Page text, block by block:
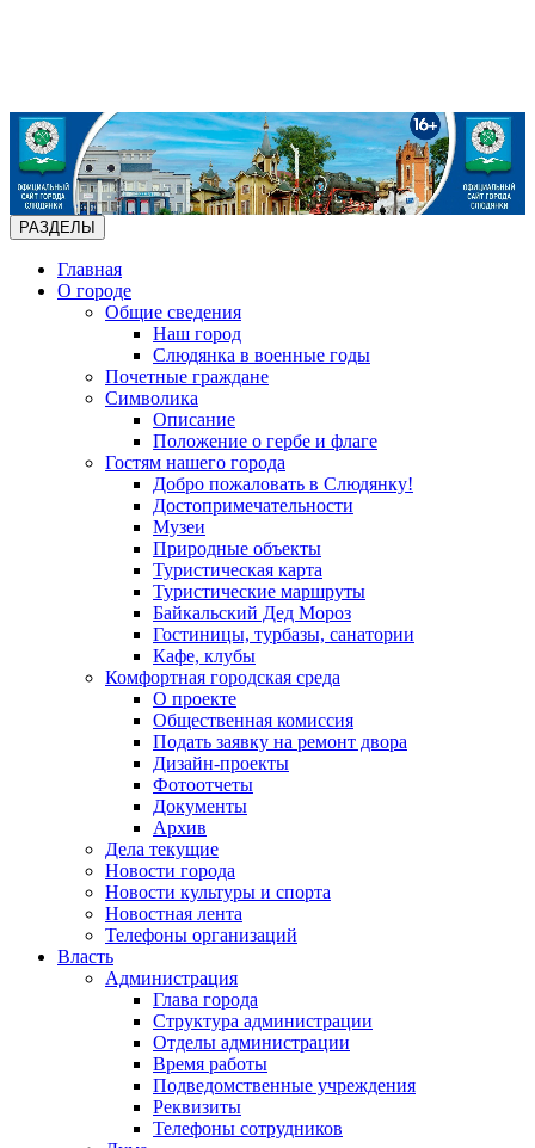
РАЗДЕЛЫ
Главная
О городе
Общие сведения
Наш город
Слюдянка в военные годы
Почетные граждане
Символика
Описание
Положение о гербе и флаге
Гостям нашего города
Добро пожаловать в Слюдянку!
Достопримечательности
Музеи
Природные объекты
Туристическая карта
Туристические маршруты
Байкальский Дед Мороз
Гостиницы, турбазы, санатории
Кафе, клубы
Комфортная городская среда
О проекте
Общественная комиссия
Подать заявку на ремонт двора
Дизайн-проекты
Фотоотчеты
Документы
Архив
Дела текущие
Новости города
Новости культуры и спорта
Новостная лента
Телефоны организаций
Власть
Администрация
Глава города
Структура администрации
Отделы администрации
Время работы
Подведомственные учреждения
Реквизиты
Телефоны сотрудников